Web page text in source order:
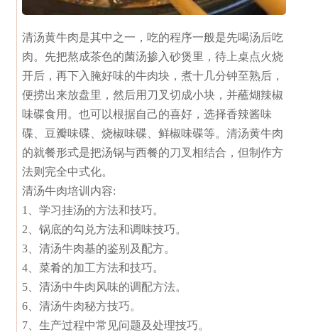
清汤黄牛肉是其中之一，吃的程序一般是先喝汤后吃
肉。先把熬成茶色的菌汤掺入砂煲里，待上桌点火烧
开后，再下入腌好味的牛肉块，煮十几分钟至熟后，
便捞出来放盘里，然后用刀叉切成小块，并蘸煳辣椒
味碟食用。也可以根据自己的喜好，选择香辣酱味
碟、豆瓣味碟、烧椒味碟、鲜椒味碟等。清汤黄牛肉
的就餐形式是把汤锅与西餐的刀叉相结合，但制作方
法则完全中式化。
清汤牛肉培训内容:
1、学习挂汤的方法和技巧。
2、锅底的勾兑方法和调味技巧。
3、清汤牛肉基的鉴别及配方。
4、菜肴的加工方法和技巧。
5、清汤中牛肉风味的调配方法。
6、清汤牛肉秘方技巧。
7、生产过程中常见问题及处理技巧。